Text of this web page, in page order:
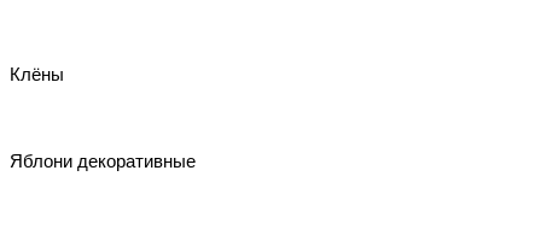
Клёны
Яблони декоративные